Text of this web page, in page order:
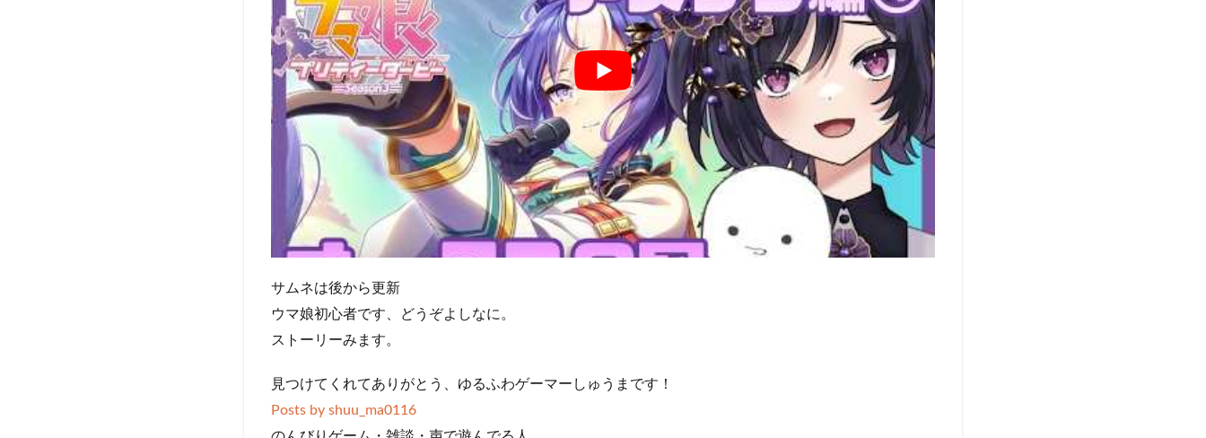
サムネは後から更新
ウマ娘初心者です、どうぞよしなに。
ストーリーみます。
見つけてくれてありがとう、ゆるふわゲーマーしゅうまです！
Posts by shuu_ma0116